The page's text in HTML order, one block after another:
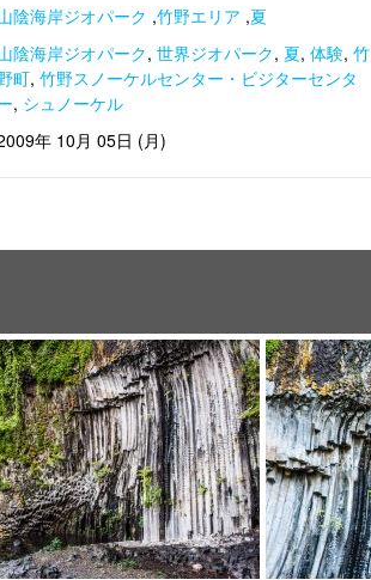
陰海岸ジオパーク ,竹野エリア ,夏
陰海岸ジオパーク, 世界ジオパーク, 夏, 体験, 竹
町, 竹野スノーケルセンター・ビジターセンタ
, シュノーケル
年 10月 05日 (月)